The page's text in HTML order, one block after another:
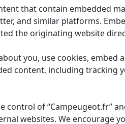
that contain embedded
and similar platforms.
the originating website
you, use cookies,
content, including tracking
control of “Campeugeot.fr”
websites. We encourage